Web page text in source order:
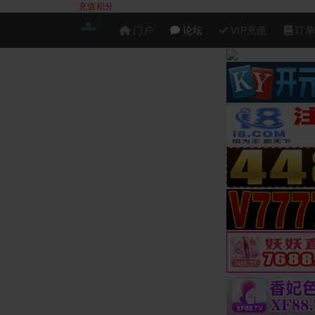
充值积分
门户 论坛 VIP充值 订